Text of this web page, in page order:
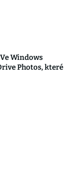
Windows
Photos, které